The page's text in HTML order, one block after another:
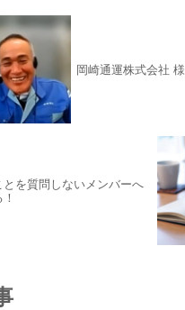
岡崎通運株式会社 様
とを質問しないメンバーへ